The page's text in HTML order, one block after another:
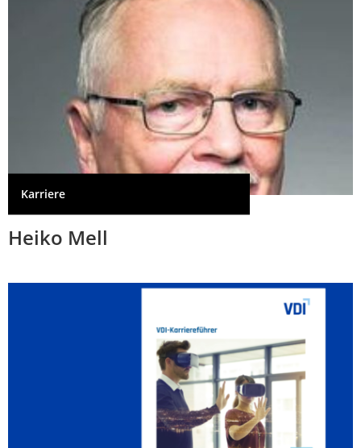
Karriere
Heiko Mell